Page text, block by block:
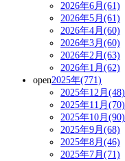
2026年6月(61)
2026年5月(61)
2026年4月(60)
2026年3月(60)
2026年2月(63)
2026年1月(62)
open2025年(771)
2025年12月(48)
2025年11月(70)
2025年10月(90)
2025年9月(68)
2025年8月(46)
2025年7月(71)